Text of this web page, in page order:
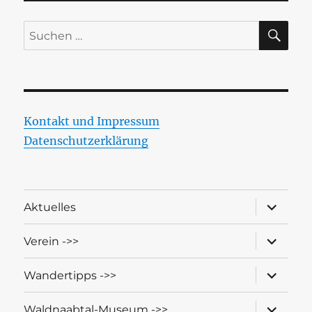
Suchen
nach:
Kontakt und Impressum
Datenschutzerklärung
Aktuelles
öffnen
Verein ->>
öffnen
Wandertipps ->>
öffnen